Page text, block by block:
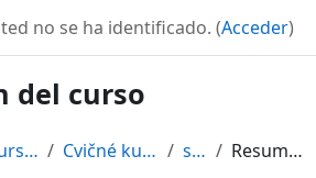
no se ha identificado. (Acceder)
del curso
Cursos Cvičné kurzy sof Resumen